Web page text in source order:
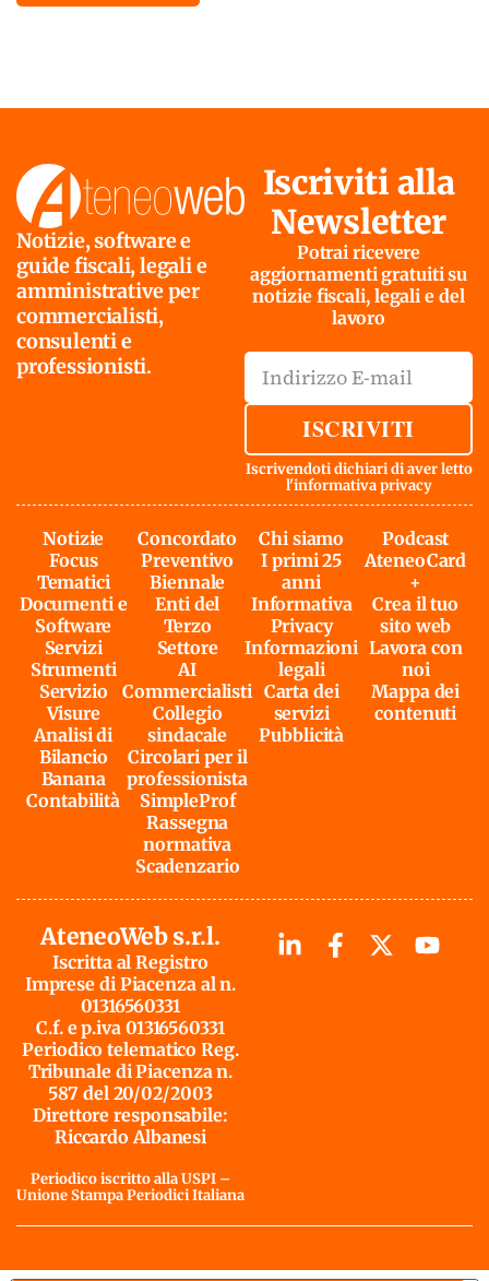
Notizie, software e
guide fiscali, legali e
amministrative per
commercialisti,
consulenti e
professionisti.
Iscriviti alla
Newsletter
Potrai ricevere
aggiornamenti gratuiti su
notizie fiscali, legali e del
lavoro
ISCRIVITI
Iscrivendoti dichiari di aver letto
l'informativa privacy
Notizie
Focus
Tematici
Documenti e
Software
Servizi
Strumenti
Servizio
Visure
Analisi di
Bilancio
Banana
Contabilità
Concordato
Preventivo
Biennale
Enti del
Terzo
Settore
AI
Commercialisti
Collegio
sindacale
Circolari per il
professionista
SimpleProf
Rassegna
normativa
Scadenzario
Chi siamo
I primi 25
anni
Informativa
Privacy
Informazioni
legali
Carta dei
servizi
Pubblicità
Podcast
AteneoCard
+
Crea il tuo
sito web
Lavora con
noi
Mappa dei
contenuti
AteneoWeb s.r.l.
Iscritta al Registro
Imprese di Piacenza al n.
01316560331
C.f. e p.iva 01316560331
Periodico telematico Reg.
Tribunale di Piacenza n.
587 del 20/02/2003
Direttore responsabile:
Riccardo Albanesi
Periodico iscritto alla USPI –
Unione Stampa Periodici Italiana